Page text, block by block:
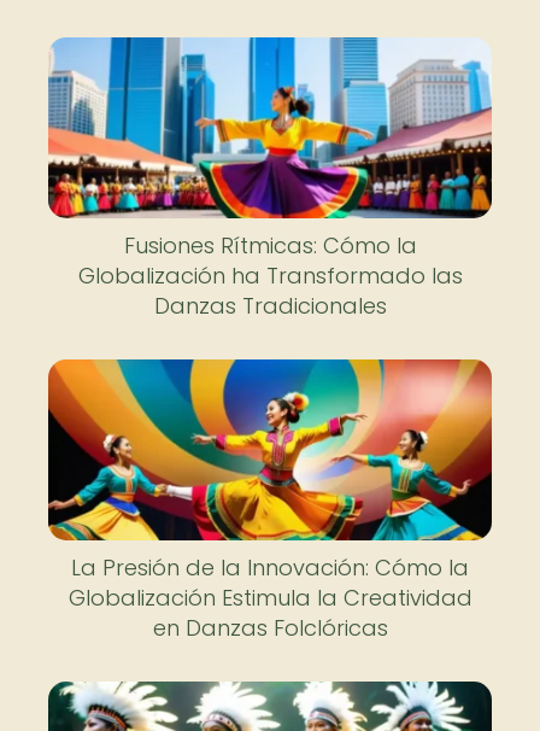
Fusiones Rítmicas: Cómo la
Globalización ha Transformado las
Danzas Tradicionales
La Presión de la Innovación: Cómo la
Globalización Estimula la Creatividad
en Danzas Folclóricas